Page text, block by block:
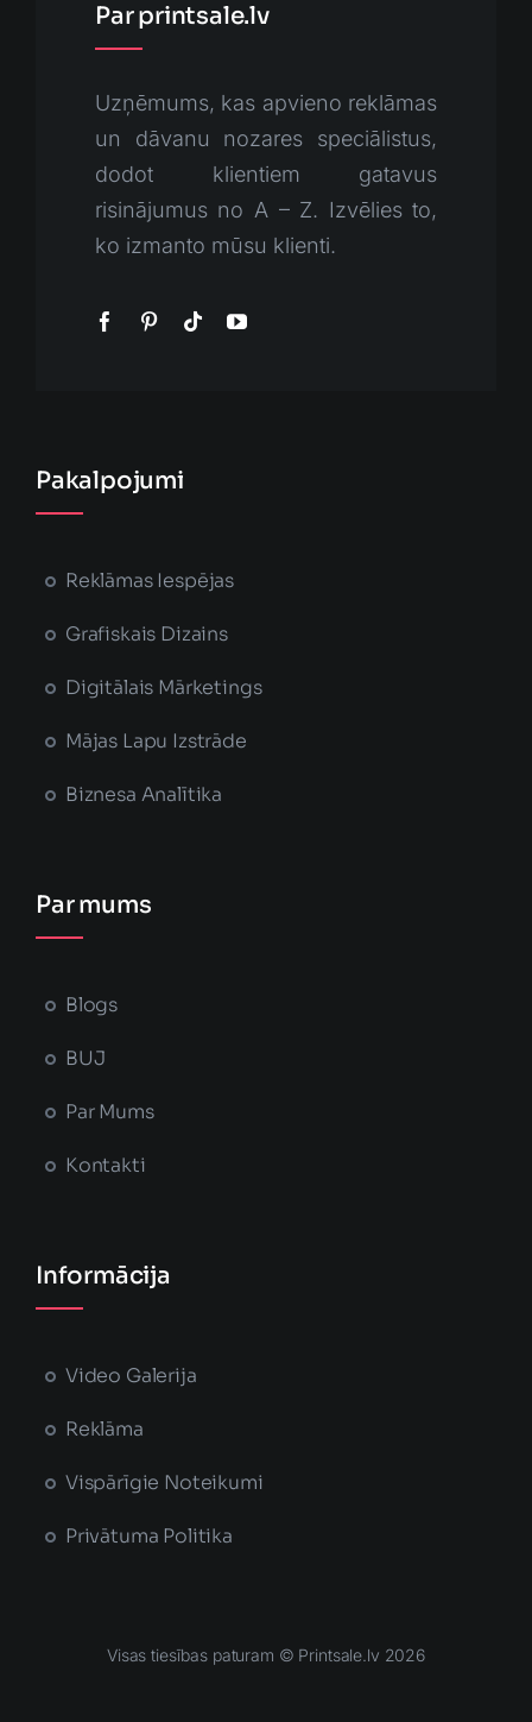
Par printsale.lv
Uzņēmums, kas apvieno reklāmas
un dāvanu nozares speciālistus,
dodot klientiem gatavus
risinājumus no A – Z. Izvēlies to,
ko izmanto mūsu klienti.
Pakalpojumi
Reklāmas Iespējas
Grafiskais Dizains
Digitālais Mārketings
Mājas Lapu Izstrāde
Biznesa Analītika
Par mums
Blogs
BUJ
Par Mums
Kontakti
Informācija
Video Galerija
Reklāma
Vispārīgie Noteikumi
Privātuma Politika
Visas tiesības paturam © Printsale.lv 2026